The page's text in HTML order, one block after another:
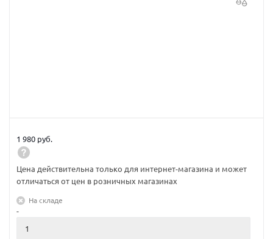
1 980 руб.
Цена действительна только для интернет-магазина и может
отличаться от цен в розничных магазинах
На складе
-